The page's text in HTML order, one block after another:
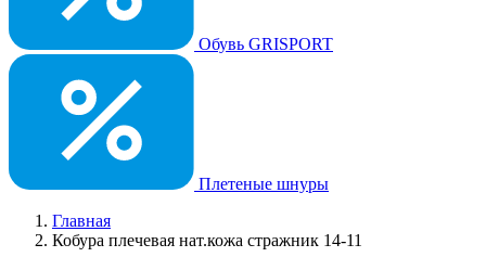
Обувь GRISPORT
Плетеные шнуры
Главная
Кобура плечевая нат.кожа стражник 14-11